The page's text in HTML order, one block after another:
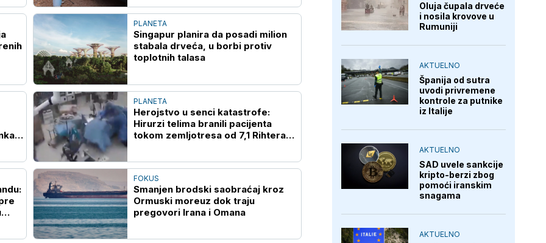
PLANETA
Singapur planira da posadi milion
stabala drveća, u borbi protiv
toplotnih talasa
PLANETA
Herojstvo u senci katastrofe:
Hirurzi telima branili pacijenta
tokom zemljotresa od 7,1 Rihtera
FOKUS
Smanjen brodski saobraćaj kroz
Ormuski moreuz dok traju
pregovori Irana i Omana
Oluja čupala drveće
i nosila krovove u
Rumuniji
AKTUELNO
Španija od sutra
uvodi privremene
kontrole za putnike
iz Italije
AKTUELNO
SAD uvele sankcije
kripto-berzi zbog
pomoći iranskim
snagama
AKTUELNO